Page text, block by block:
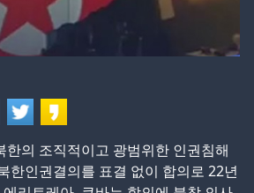
한의 조직적이고 광범위한 인권침해
한인권결의를 표결 없이 합의로 22년